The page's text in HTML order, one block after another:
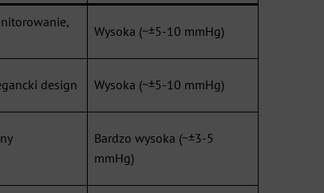
Wysoka (~±5-10 mmHg)
design Wysoka (~±5-10 mmHg)
Bardzo wysoka (~±3-5
mmHg)